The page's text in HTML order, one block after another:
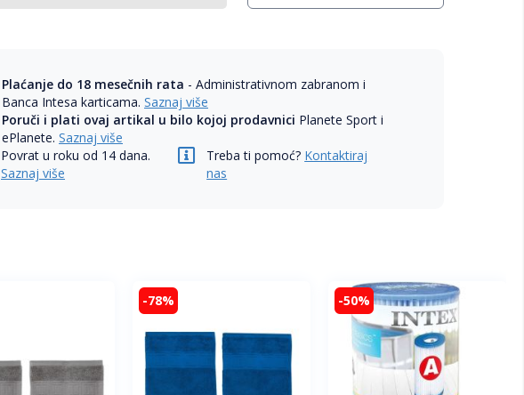
Plaćanje do 18 mesečnih rata - Administrativnom zabranom i
Banca Intesa karticama.Saznaj više
Poruči i plati ovaj artikal u bilo kojoj prodavnici Planete Sport i
ePlanete.Saznaj više
Povrat u roku od 14 dana.
Saznaj više
Treba ti pomoć? Kontaktiraj
nas
-78% -50%